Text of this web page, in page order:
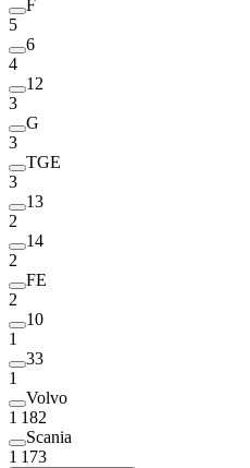
F
5
6
4
12
3
G
3
TGE
3
13
2
14
2
FE
2
10
1
33
1
Volvo
1 182
Scania
1 173